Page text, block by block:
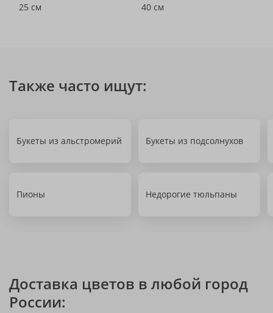
25 см
40 см
Также часто ищут:
Букеты из альстромерий Букеты из подсолнухов
Пионы Недорогие тюльпаны
Доставка цветов в любой город
России: